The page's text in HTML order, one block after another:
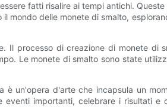
fatti risalire ai tempi antichi.
delle monete di smalto,
Il processo di creazione di monete di
Le monete di smalto sono state
un'opera d'arte che incapsula un
importanti, celebrare i risultati e